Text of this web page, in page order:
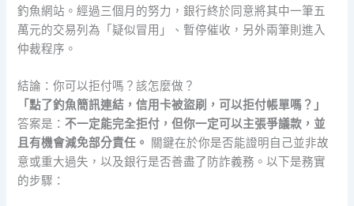
釣魚網站。經過三個月的努力，銀行終於同意將其中一筆五
萬元的交易列為「疑似冒用」、暫停催收，另外兩筆則進入
仲裁程序。
結論：你可以拒付嗎？該怎麼做？
「點了釣魚簡訊連結，信用卡被盜刷，可以拒付帳單嗎？」
答案是： 不一定能完全拒付，但你一定可以主張爭議款，並
且有機會減免部分責任。
關鍵在於你是否能證明自己並非故
意或重大過失，以及銀行是否善盡了防詐義務。以下是務實
的步驟：